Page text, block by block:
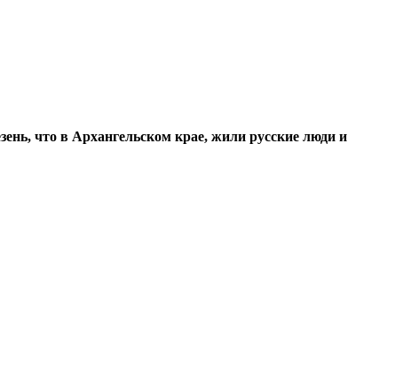
что в Архангельском крае, жили русские люди и